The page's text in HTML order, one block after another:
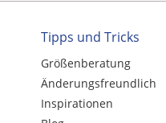
Tipps und Tricks
Größenberatung
Änderungsfreundlich
Inspirationen